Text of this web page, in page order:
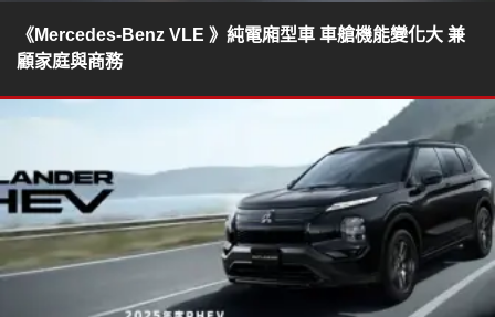
《Mercedes-Benz VLE 》純電廂型車 車艙機能變化大 兼
顧家庭與商務